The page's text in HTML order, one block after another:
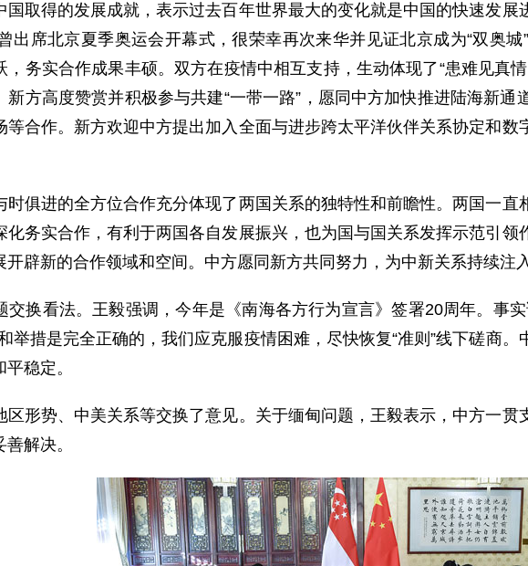
得的发展成就，表示过去百年世界最大的变化就是中国的快速发展
出席北京夏季奥运会开幕式，很荣幸再次来华并见证北京成为“双奥
，务实合作成果丰硕。双方在疫情中相互支持，生动体现了“患难见真
新方高度赞赏并积极参与共建“一带一路”，愿同中方加快推进陆海新
等合作。新方欢迎中方提出加入全面与进步跨太平洋伙伴关系协定和
进的全方位合作充分体现了两国关系的独特性和前瞻性。两国一直
化务实合作，有利于两国各自发展振兴，也为国与国关系发挥示范引
辟新的合作领域和空间。中方愿同新方共同努力，为中新关系持续注
换看法。王毅强调，今年是《南海各方行为宣言》签署20周年。事
举措是完全正确的，我们应克服疫情困难，尽快恢复“准则”线下磋商
稳定。
势、中美关系等交换了意见。关于缅甸问题，王毅表示，中方一贯
解决。